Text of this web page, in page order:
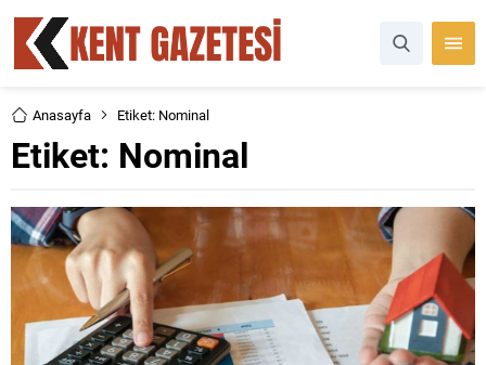
Anasayfa Etiket: Nominal
Etiket: Nominal